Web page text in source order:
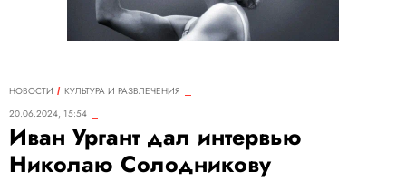
НОВОСТИ
КУЛЬТУРА И РАЗВЛЕЧЕНИЯ
20.06.2024, 15:54
Иван Ургант дал интервью
Николаю Солодникову